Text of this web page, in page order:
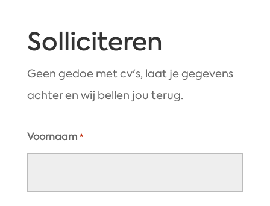
Solliciteren
Geen gedoe met cv's, laat je gegevens
achter en wij bellen jou terug.
Voornaam *